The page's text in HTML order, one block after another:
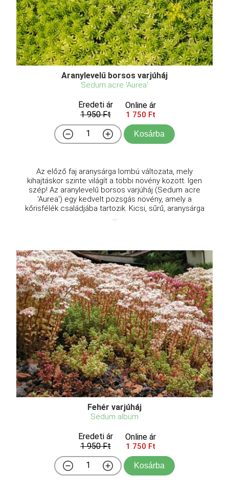
Aranylevelű borsos varjúháj
Sedum acre 'Aurea'
Eredeti ár
1 950 Ft
Online ár
1 750 Ft
Kosárba
Az előző faj aranysárga lombú változata, mely
kihajtáskor szinte világít a többi növény között. Igen
szép! Az aranylevelű borsos varjúháj (Sedum acre
'Aurea') egy kedvelt pozsgás növény, amely a
kőrisfélék családjába tartozik. Kicsi, sűrű, aranysárga
Fehér varjúháj
Sedum album
Eredeti ár
1 950 Ft
Online ár
1 750 Ft
Kosárba